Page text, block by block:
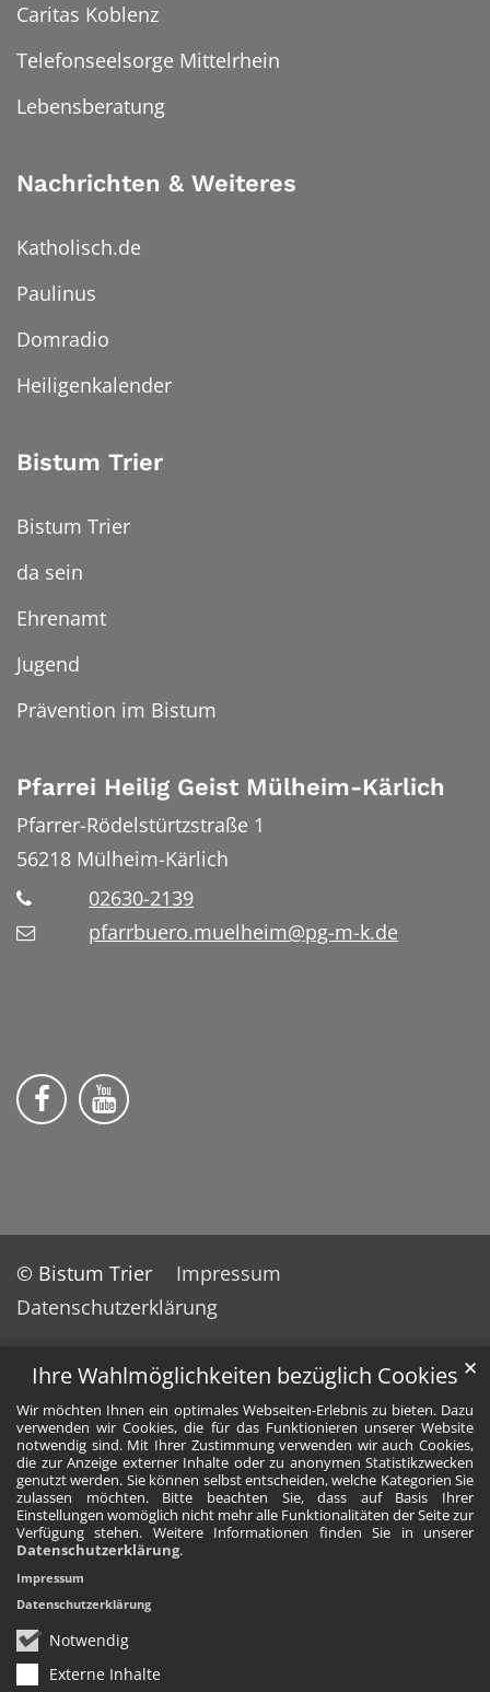
Ihre Wahlmöglichkeiten bezüglich Cookies
Wir möchten Ihnen ein optimales Webseiten-Erlebnis zu bieten. Dazu
verwenden wir Cookies, die für das Funktionieren unserer Website
notwendig sind. Mit Ihrer Zustimmung verwenden wir auch Cookies,
die zur Anzeige externer Inhalte oder zu anonymen Statistikzwecken
genutzt werden. Sie können selbst entscheiden, welche Kategorien Sie
zulassen möchten. Bitte beachten Sie, dass auf Basis Ihrer
Einstellungen womöglich nicht mehr alle Funktionalitäten der Seite zur
Verfügung stehen. Weitere Informationen finden Sie in unserer
Datenschutzerklärung.
Notwendig
Externe Inhalte
✕
Impressum
Datenschutzerklärung
Caritas Koblenz
Telefonseelsorge Mittelrhein
Lebensberatung
Nachrichten & Weiteres
Katholisch.de
Paulinus
Domradio
Heiligenkalender
Bistum Trier
Bistum Trier
da sein
Ehrenamt
Jugend
Prävention im Bistum
Pfarrei Heilig Geist Mülheim-Kärlich
Pfarrer-Rödelstürtzstraße 1
56218 Mülheim-Kärlich
02630-2139
pfarrbuero.muelheim@pg-m-k.de
Wir auf Facebook
Wir auf YouTube
© Bistum Trier
Impressum
Datenschutzerklärung